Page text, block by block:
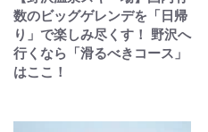
数のビッグゲレンデを「日帰
り」で楽しみ尽くす！ 野沢へ
行くなら「滑るべきコース」
はここ！